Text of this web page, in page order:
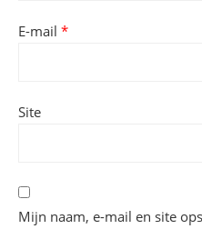
E-mail *
Site
Mijn naam, e-mail en site